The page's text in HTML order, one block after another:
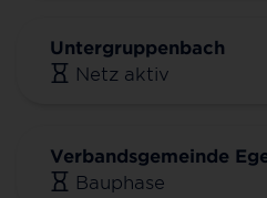
Untergruppenbach
Netz aktiv
Verbandsgemeinde
Bauphase